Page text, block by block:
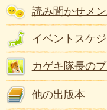
読み聞かせメ
イベントスケ
カゲキ隊長の
他の出版本